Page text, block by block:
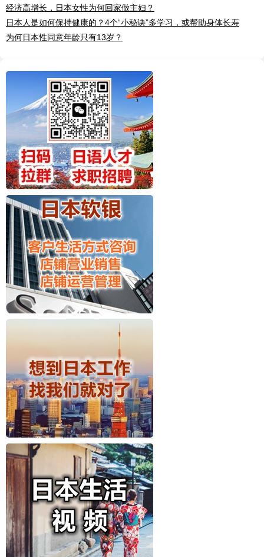
经济高增长，日本女性为何回家做主妇？
日本人是如何保持健康的？4个“小秘诀”多学习，或帮助身体长寿
为何日本性同意年龄只有13岁？